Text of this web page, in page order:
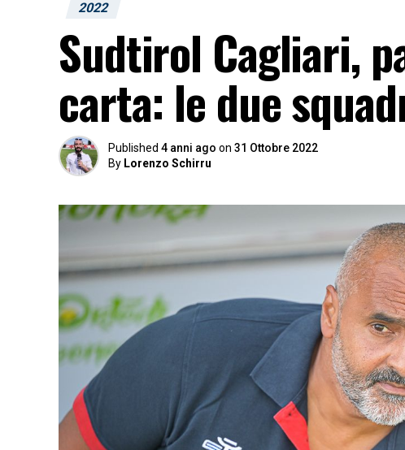
2022
Sudtirol Cagliari,
carta: le due
Published 4 anni ago on 31 Ottobre 2022
By Lorenzo Schirru